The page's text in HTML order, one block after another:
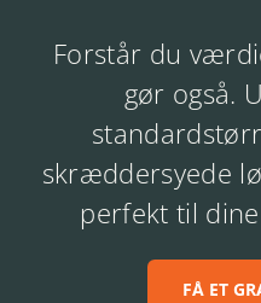
Forstår du
gør også.
skræddersyede
perfekt til
FÅ ET